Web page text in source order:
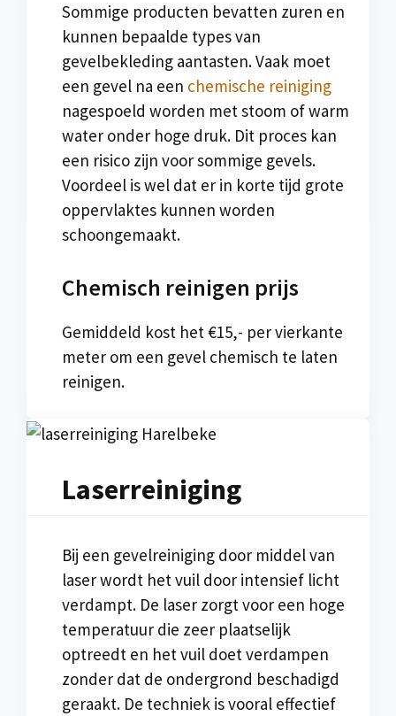
Sommige producten bevatten zuren en
kunnen bepaalde types van
gevelbekleding aantasten. Vaak moet
een gevel na een chemische reiniging
nagespoeld worden met stoom of warm
water onder hoge druk. Dit proces kan
een risico zijn voor sommige gevels.
Voordeel is wel dat er in korte tijd grote
oppervlaktes kunnen worden
schoongemaakt.
Chemisch reinigen prijs
Gemiddeld kost het €15,- per vierkante
meter om een gevel chemisch te laten
reinigen.
Laserreiniging
Bij een gevelreiniging door middel van
laser wordt het vuil door intensief licht
verdampt. De laser zorgt voor een hoge
temperatuur die zeer plaatselijk
optreedt en het vuil doet verdampen
zonder dat de ondergrond beschadigd
geraakt. De techniek is vooral effectief